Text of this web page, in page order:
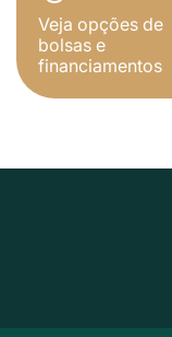
Veja opções de
bolsas e
financiamentos